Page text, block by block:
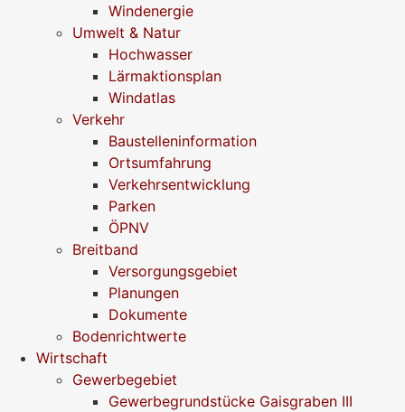
Windenergie
Umwelt & Natur
Hochwasser
Lärmaktionsplan
Windatlas
Verkehr
Baustelleninformation
Ortsumfahrung
Verkehrsentwicklung
Parken
ÖPNV
Breitband
Versorgungsgebiet
Planungen
Dokumente
Bodenrichtwerte
Wirtschaft
Gewerbegebiet
Gewerbegrundstücke Gaisgraben III